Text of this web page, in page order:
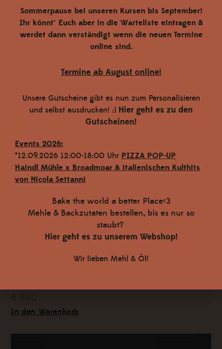
Sultaninen Jumbo
€ 5,30
In den Warenkorb
Sommerpause bei unseren Kursen bis September!
Ihr könnt´ Euch aber in die Warteliste eintragen &
werdet dann verständigt wenn die neuen Termine
online sind.
Termine ab August online!
Unsere Gutscheine gibt es nun zum Personalisieren
und selbst ausdrucken! :) Hier geht es zu den
Gutscheinen!
Events 2026:
*12.09.2026 12:00-18:00 Uhr PIZZA POP-UP
Haindl Mühle x Broadmoar & italienischen Kulthits
von Nicola Settanni
Bake the world a better Place<3
Mehle & Backzutaten bestellen, bis es nur so
staubt?
Hier geht es zu unserem Webshop!
Wir lieben Mehl & Öl!